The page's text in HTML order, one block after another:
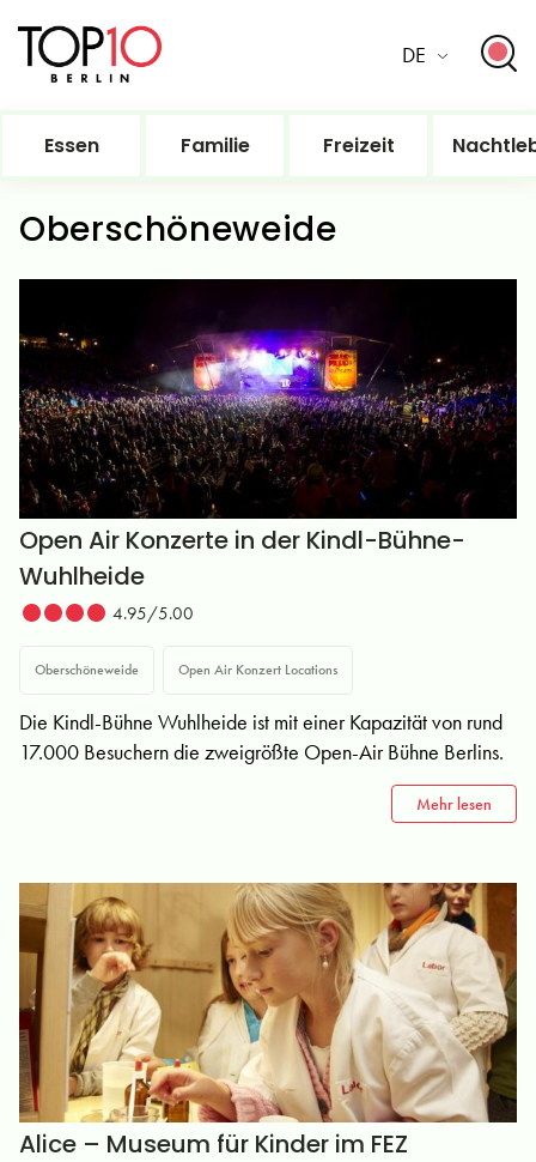
DE
Essen Familie Freizeit
Oberschöneweide
Open Air Konzerte in der Kindl-Bühne-
Wuhlheide
4.95/5.00
Oberschöneweide Open Air Konzert Locations
Die Kindl-Bühne Wuhlheide ist mit einer Kapazität von rund
17.000 Besuchern die zweigrößte Open-Air Bühne Berlins.
Mehr lesen
Alice – Museum für Kinder im FEZ